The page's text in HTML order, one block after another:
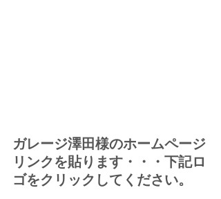
ガレージ澤田様のホームページ
リンクを貼ります・・・下記ロ
ゴをクリックしてください。